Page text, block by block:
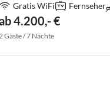
Gratis WiFi
Fernseher
4.200,- €
Gäste / 7 Nächte